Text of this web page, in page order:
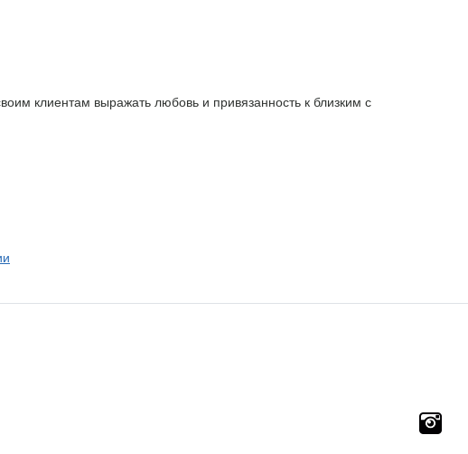
клиентам выражать любовь и привязанность к близким с